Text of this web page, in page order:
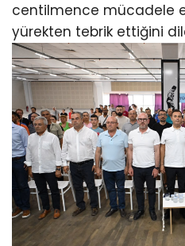
centilmence mücadele
yürekten tebrik ettiğini